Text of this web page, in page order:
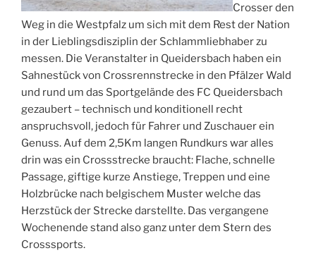
Crosser den
Weg in die Westpfalz um sich mit dem Rest der Nation
in der Lieblingsdisziplin der Schlammliebhaber zu
messen. Die Veranstalter in Queidersbach haben ein
Sahnestück von Crossrennstrecke in den Pfälzer Wald
und rund um das Sportgelände des FC Queidersbach
gezaubert – technisch und konditionell recht
anspruchsvoll, jedoch für Fahrer und Zuschauer ein
Genuss. Auf dem 2,5Km langen Rundkurs war alles
drin was ein Crossstrecke braucht: Flache, schnelle
Passage, giftige kurze Anstiege, Treppen und eine
Holzbrücke nach belgischem Muster welche das
Herzstück der Strecke darstellte. Das vergangene
Wochenende stand also ganz unter dem Stern des
Crosssports.